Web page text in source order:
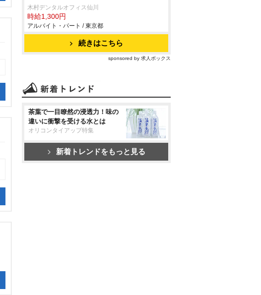
木村デンタルオフィス仙川
時給1,300円
アルバイト・パート / 東京都
続きはこちら
sponsored by 求人ボックス
茶葉で一目瞭然の浸透力！味の
違いに衝撃を受ける水とは
オリコンタイアップ特集
新着トレンドをもっと見る